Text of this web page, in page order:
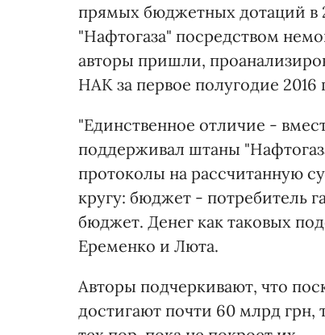
прямых бюджетных дотаций в
"Нафтогаза" посредством
авторы пришли,
НАК за первое полугодие 2016
"Единственное отличие -
поддерживал штаны
протоколы на рассчитанную
кругу: бюджет - потребитель
бюджет. Денег как таковых
Еременко и Люта.
Авторы подчеркивают, что
достигают почти 60 млрд грн,